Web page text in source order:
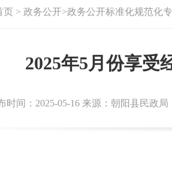
页 > 政务公开>政务公开标准化规范化
2025年5月份享受
时间：2025-05-16 来源：朝阳县民政局